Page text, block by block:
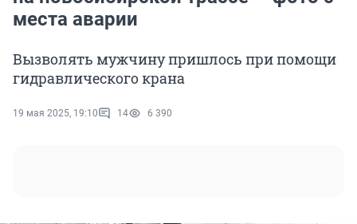
места аварии
Вызволять мужчину пришлось при помощи
гидравлического крана
19 мая 2025, 19:10 14 6 390